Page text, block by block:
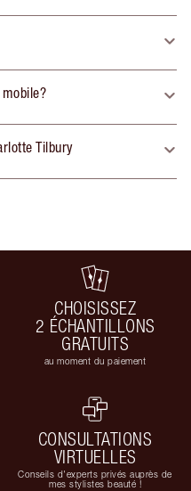
Tilbury
CHOISISSEZ
2 ÉCHANTILLONS
GRATUITS
au moment du paiement
CONSULTATIONS
VIRTUELLES
Conseils d'experts privés auprès de
mes stylistes beauté !